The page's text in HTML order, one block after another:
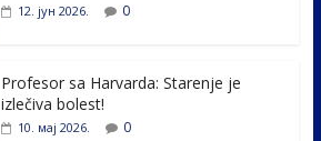
12. јун 2026. 0
Profesor sa Harvarda: Starenje je
izlečiva bolest!
10. мај 2026. 0